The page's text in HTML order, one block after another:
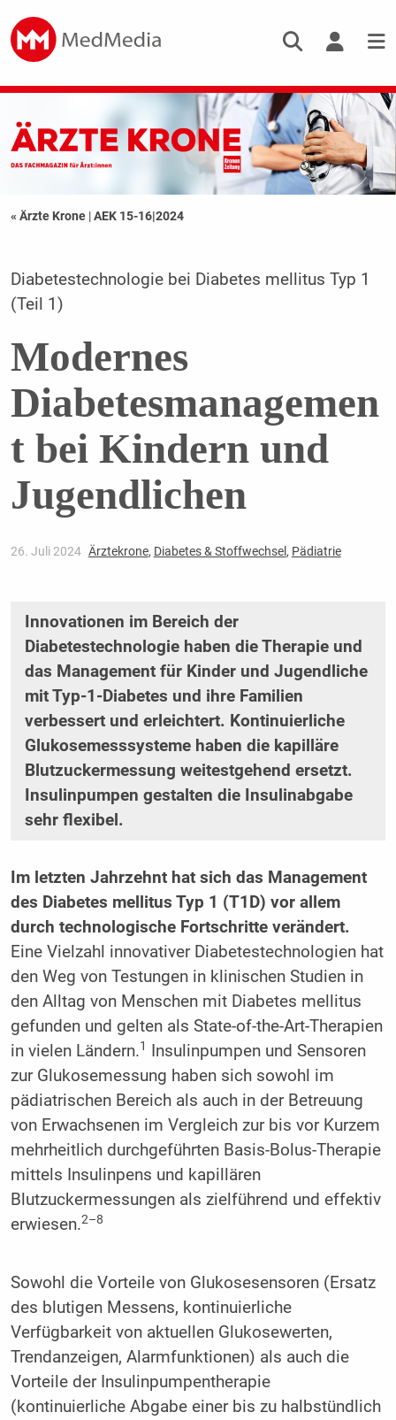
« Ärzte Krone |AEK 15-16|2024
Diabetestechnologie bei Diabetes mellitus Typ 1
(Teil 1)
Modernes
Diabetesmanagemen
t bei Kindern und
Jugendlichen
26. Juli 2024 Ärztekrone, Diabetes & Stoffwechsel, Pädiatrie
Innovationen im Bereich der
Diabetestechnologie haben die Therapie und
das Management für Kinder und Jugendliche
mit Typ-1-Diabetes und ihre Familien
verbessert und erleichtert. Kontinuierliche
Glukosemesssysteme haben die kapilläre
Blutzuckermessung weitestgehend ersetzt.
Insulinpumpen gestalten die Insulinabgabe
sehr flexibel.
Im letzten Jahrzehnt hat sich das Management
des Diabetes mellitus Typ 1 (T1D) vor allem
durch technologische Fortschritte verändert.
Eine Vielzahl innovativer Diabetestechnologien hat
den Weg von Testungen in klinischen Studien in
den Alltag von Menschen mit Diabetes mellitus
gefunden und gelten als State-of-the-Art-Therapien
in vielen Ländern.1
Insulinpumpen und Sensoren
zur Glukosemessung haben sich sowohl im
pädiatrischen Bereich als auch in der Betreuung
von Erwachsenen im Vergleich zur bis vor Kurzem
mehrheitlich durchgeführten Basis-Bolus-Therapie
mittels Insulinpens und kapillären
Blutzuckermessungen als zielführend und effektiv
erwiesen.2–8
Sowohl die Vorteile von Glukosesensoren (Ersatz
des blutigen Messens, kontinuierliche
Verfügbarkeit von aktuellen Glukosewerten,
Trendanzeigen, Alarmfunktionen) als auch die
Vorteile der Insulinpumpentherapie
(kontinuierliche Abgabe einer bis zu halbstündlich